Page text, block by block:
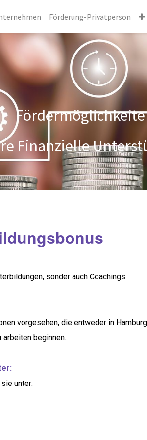
Förderung-Privatperson
Finanzielle
sonder auch Coachings.
vorgesehen, die entweder in
beginnen.
unter: